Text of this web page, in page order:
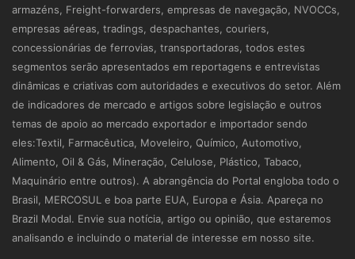
armazéns, Freight-forwarders, empresas de navegação, NVOCCs,
empresas aéreas, tradings, despachantes, couriers,
concessionárias de ferrovias, transportadoras, todos estes
segmentos serão apresentados em reportagens e entrevistas
dinâmicas e criativas com autoridades e executivos do setor. Além
de indicadores de mercado e artigos sobre legislação e outros
temas de apoio ao mercado exportador e importador sendo
eles:Textil, Farmacêutica, Moveleiro, Químico, Automotivo,
Alimento, Oil & Gás, Mineração, Celulose, Plástico, Tabaco,
Maquinário entre outros). A abrangência do Portal engloba todo o
Brasil, MERCOSUL e boa parte EUA, Europa e Ásia. Apareça no
Brazil Modal. Envie sua notícia, artigo ou opinião, que estaremos
analisando e incluindo o material de interesse em nosso site.